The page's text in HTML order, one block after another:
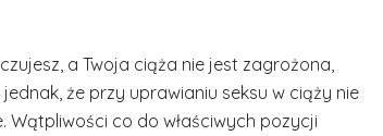
a Twoja ciąża nie jest zagrożona,
że przy uprawianiu seksu w ciąży nie
Wątpliwości co do właściwych pozycji